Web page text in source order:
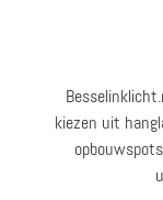
kiezen uit